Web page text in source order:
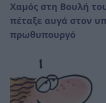
Χαμός στη Βουλή
πέταξε αυγά στον
πρωθυπουργό